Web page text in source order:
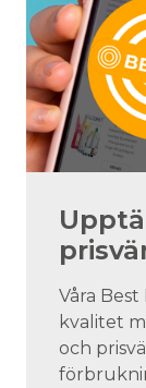
Våra
kvalitet
och